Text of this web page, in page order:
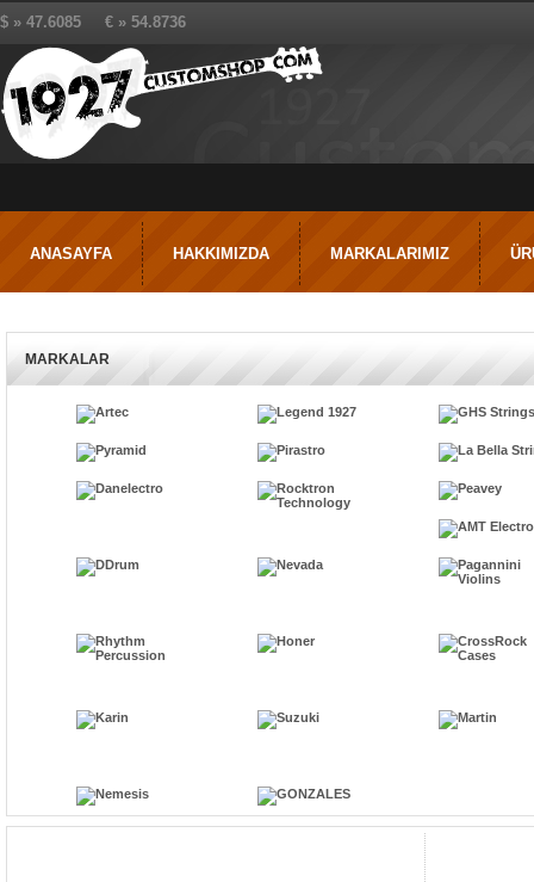
$ » 47.6085 € » 54.8736
ANASAYFA HAKKIMIZDA MARKALARIMIZ
MARKALAR